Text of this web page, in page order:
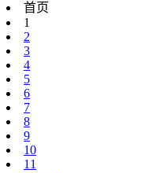
首页
1
2
3
4
5
6
7
8
9
10
11